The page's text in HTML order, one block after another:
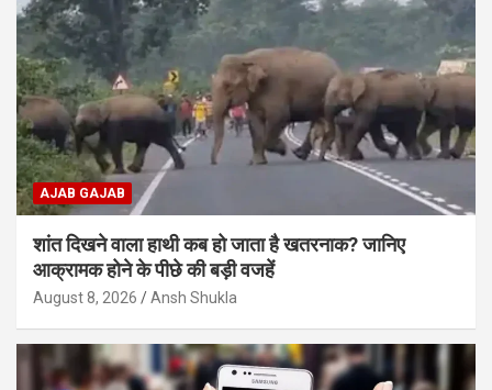
AJAB GAJAB
शांत दिखने वाला हाथी कब हो जाता है खतरनाक? जानिए
आक्रामक होने के पीछे की बड़ी वजहें
August 8, 2026 Ansh Shukla